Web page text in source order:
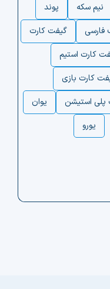
نیم سکه
پوند
فارسی
گیفت کارت
کارت استیم
کارت بازی
پلی استیشن
یوان
یورو